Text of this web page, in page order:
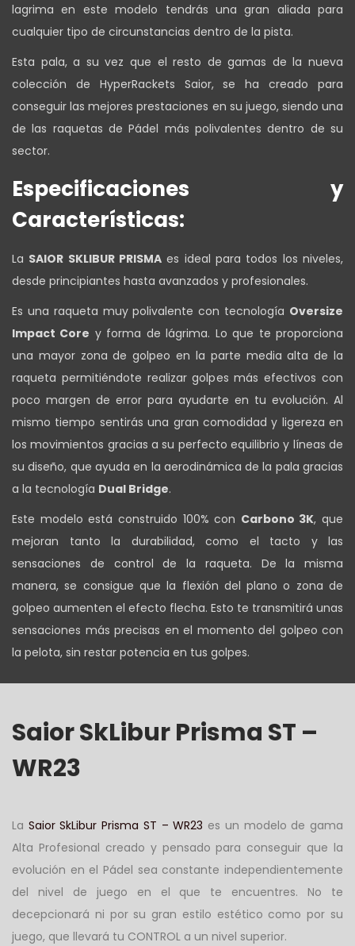
lagrima en este modelo tendrás una gran aliada para
cualquier tipo de circunstancias dentro de la pista.
Esta pala, a su vez que el resto de gamas de la nueva
colección de HyperRackets Saior, se ha creado para
conseguir las mejores prestaciones en su juego, siendo una
de las raquetas de Pádel más polivalentes dentro de su
sector.
Especificaciones y
Características:
La SAIOR SKLIBUR PRISMA es ideal para todos los niveles,
desde principiantes hasta avanzados y profesionales.
Es una raqueta muy polivalente con tecnología Oversize
Impact Core y forma de lágrima. Lo que te proporciona
una mayor zona de golpeo en la parte media alta de la
raqueta permitiéndote realizar golpes más efectivos con
poco margen de error para ayudarte en tu evolución. Al
mismo tiempo sentirás una gran comodidad y ligereza en
los movimientos gracias a su perfecto equilibrio y líneas de
su diseño, que ayuda en la aerodinámica de la pala gracias
a la tecnología Dual Bridge.
Este modelo está construido 100% con Carbono 3K, que
mejoran tanto la durabilidad, como el tacto y las
sensaciones de control de la raqueta. De la misma
manera, se consigue que la flexión del plano o zona de
golpeo aumenten el efecto flecha. Esto te transmitirá unas
sensaciones más precisas en el momento del golpeo con
la pelota, sin restar potencia en tus golpes.
Saior SkLibur Prisma ST –
WR23
La Saior SkLibur Prisma ST – WR23 es un modelo de gama
Alta Profesional creado y pensado para conseguir que la
evolución en el Pádel sea constante independientemente
del nivel de juego en el que te encuentres. No te
decepcionará ni por su gran estilo estético como por su
juego, que llevará tu CONTROL a un nivel superior.